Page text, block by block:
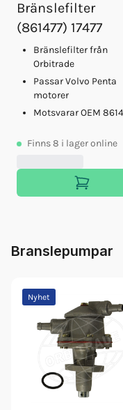
Motorolja Vds4.5
Glykol Volvo 5l
Servicesats D1-13/
Motorolja Qs 15w/
Bränslefilter
(861477) 17477
Bränslefilter från
Orbitrade
Passar Volvo Penta
motorer
Motsvarar OEM
Finns8 i lager online
Branslepumpar
Nyhet